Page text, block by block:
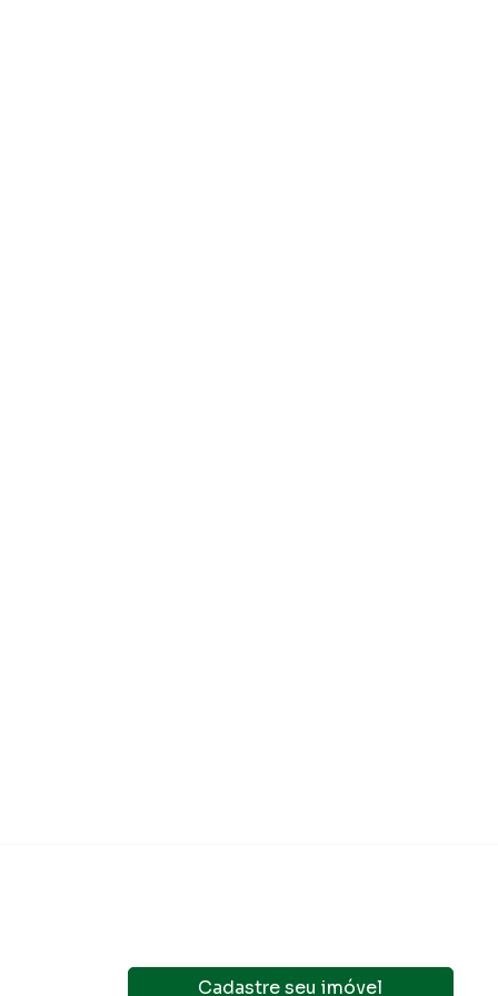
Cadastre seu imóvel